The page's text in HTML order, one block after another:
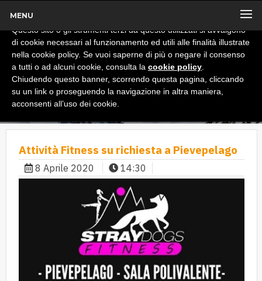
MENU
Attività Fitness su richiesta a Pievepelago
8 Aprile 2020 14:30
x
Informativa
Questo sito o gli strumenti terzi da questo utilizzati si avvalgono
di cookie necessari al funzionamento ed utili alle finalità illustrate
nella cookie policy. Se vuoi saperne di più o negare il consenso
a tutti o ad alcuni cookie, consulta la cookie policy
Chiudendo questo banner, scorrendo questa pagina, cliccando
su un link o proseguendo la navigazione in altra maniera,
acconsenti all’uso dei cookie.